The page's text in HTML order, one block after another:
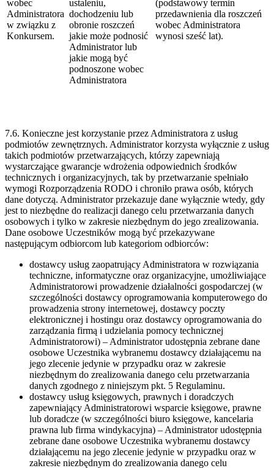
wobec
Administratora
w związku z
Konkursem.
ustaleniu,
dochodzeniu lub
obronie roszczeń
jakie może podnosić
Administrator lub
jakie mogą być
podnoszone wobec
Administratora
(podstawowy termin
przedawnienia dla roszczeń
wobec Administratora
wynosi sześć lat).
7.6. Konieczne jest korzystanie przez Administratora z usług
podmiotów zewnętrznych. Administrator korzysta wyłącznie z usług
takich podmiotów przetwarzających, którzy zapewniają
wystarczające gwarancje wdrożenia odpowiednich środków
technicznych i organizacyjnych, tak by przetwarzanie spełniało
wymogi Rozporządzenia RODO i chroniło prawa osób, których
dane dotyczą. Administrator przekazuje dane wyłącznie wtedy, gdy
jest to niezbędne do realizacji danego celu przetwarzania danych
osobowych i tylko w zakresie niezbędnym do jego zrealizowania.
Dane osobowe Uczestników mogą być przekazywane
następującym odbiorcom lub kategoriom odbiorców:
dostawcy usług zaopatrujący Administratora w rozwiązania
techniczne, informatyczne oraz organizacyjne, umożliwiające
Administratorowi prowadzenie działalności gospodarczej (w
szczególności dostawcy oprogramowania komputerowego do
prowadzenia strony internetowej, dostawcy poczty
elektronicznej i hostingu oraz dostawcy oprogramowania do
zarządzania firmą i udzielania pomocy technicznej
Administratorowi) – Administrator udostępnia zebrane dane
osobowe Uczestnika wybranemu dostawcy działającemu na
jego zlecenie jedynie w przypadku oraz w zakresie
niezbędnym do zrealizowania danego celu przetwarzania
danych zgodnego z niniejszym pkt. 5 Regulaminu.
dostawcy usług księgowych, prawnych i doradczych
zapewniający Administratorowi wsparcie księgowe, prawne
lub doradcze (w szczególności biuro księgowe, kancelaria
prawna lub firma windykacyjna) – Administrator udostępnia
zebrane dane osobowe Uczestnika wybranemu dostawcy
działającemu na jego zlecenie jedynie w przypadku oraz w
zakresie niezbędnym do zrealizowania danego celu